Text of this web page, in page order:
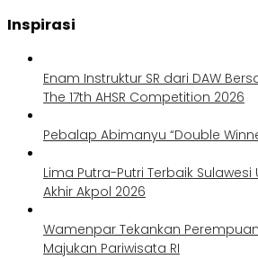
Inspirasi
Enam Instruktur SR dari DAW
The 17th AHSR Competition 2026
Pebalap Abimanyu “Double
Lima Putra-Putri Terbaik Sulawesi
Akhir Akpol 2026
Wamenpar Tekankan
Majukan Pariwisata RI